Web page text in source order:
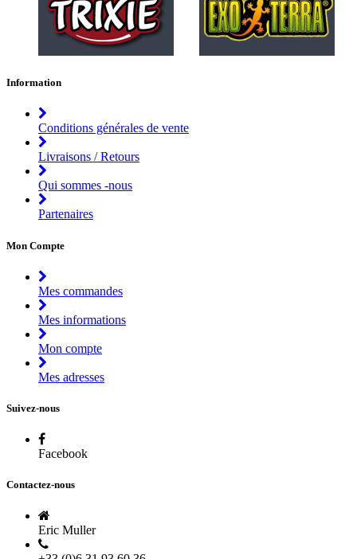
Information
Conditions générales de vente
Livraisons / Retours
Qui sommes -nous
Partenaires
Mon Compte
Mes commandes
Mes informations
Mon compte
Mes adresses
Suivez-nous
Facebook
Contactez-nous
Eric Muller